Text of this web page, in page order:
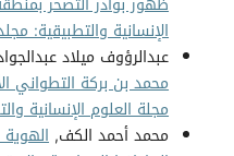
الإنسانية والتطبيقية: مجلد 2 عدد 3
عبدالرؤوف ميلاد
محمد بن بركة التطواني الأندلسي
مجلة العلوم الإنسانية
محمد أحمد الكف,